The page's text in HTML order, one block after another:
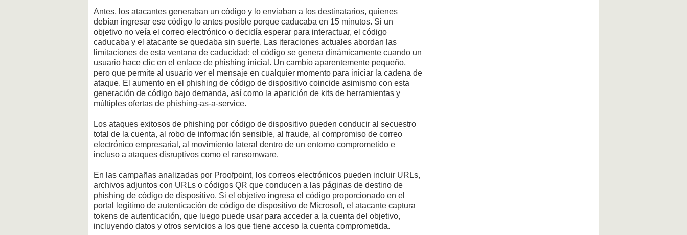
Antes, los atacantes generaban un código y lo enviaban a los destinatarios, quienes
debían ingresar ese código lo antes posible porque caducaba en 15 minutos. Si un
objetivo no veía el correo electrónico o decidía esperar para interactuar, el código
caducaba y el atacante se quedaba sin suerte. Las iteraciones actuales abordan las
limitaciones de esta ventana de caducidad: el código se genera dinámicamente cuando un
usuario hace clic en el enlace de phishing inicial. Un cambio aparentemente pequeño,
pero que permite al usuario ver el mensaje en cualquier momento para iniciar la cadena de
ataque. El aumento en el phishing de código de dispositivo coincide asimismo con esta
generación de código bajo demanda, así como la aparición de kits de herramientas y
múltiples ofertas de phishing-as-a-service.
Los ataques exitosos de phishing por código de dispositivo pueden conducir al secuestro
total de la cuenta, al robo de información sensible, al fraude, al compromiso de correo
electrónico empresarial, al movimiento lateral dentro de un entorno comprometido e
incluso a ataques disruptivos como el ransomware.
En las campañas analizadas por Proofpoint, los correos electrónicos pueden incluir URLs,
archivos adjuntos con URLs o códigos QR que conducen a las páginas de destino de
phishing de código de dispositivo. Si el objetivo ingresa el código proporcionado en el
portal legítimo de autenticación de código de dispositivo de Microsoft, el atacante captura
tokens de autenticación, que luego puede usar para acceder a la cuenta del objetivo,
incluyendo datos y otros servicios a los que tiene acceso la cuenta comprometida.